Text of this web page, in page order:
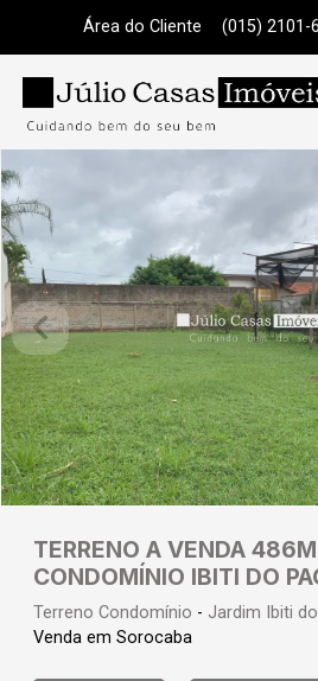
Área do Cliente (015) 2101-
TERRENO A VENDA
CONDOMÍNIO IBITI DO
Terreno Condomínio - Jardim Ibiti
Venda em Sorocaba